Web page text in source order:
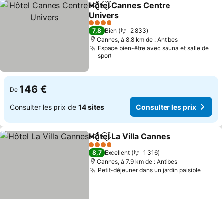
PartagerAjouter à mes favoris
Hôtel Cannes Centre
Univers
Consulter les prix
4 Étoiles
7,8 Bien
2 833
Cannes, à 8.8 km de : Antibes
Espace bien-être avec sauna et salle de
sport
De 146 €
Consulter les prix de 14 sites Consulter les prix
PartagerAjouter à mes favoris
Hôtel La Villa Cannes
4 Étoiles
8,7 Excellent
1 316
Cannes, à 7.9 km de : Antibes
Petit-déjeuner dans un jardin paisible